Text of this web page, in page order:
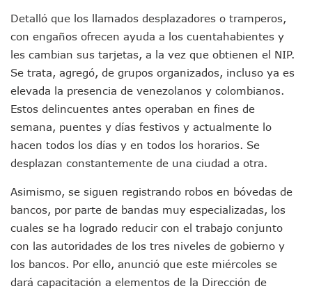
Aparecen Vivos Los Tres Estudiantes Desaparecidos De
Tras Caer Ante Inglaterra, México Recibe Multa Económica
Dictan Prisión Preventiva A Exdirector De Pemex Por
Juan Carlos Castro Visitó La Colonia Cristóbal Colón
C5 Jalisco Recupera Vehículo Robado De Puerto Vallarta
Lamenta Demolición De Finca Tradicional El Colegio De
Genera Críticas La Compra De 35 Nuevas Patrullas Para
Alejandro, Julión Y Alfredito Darán Magna Serenata En La
Bloquean Acceso A Lancheros Y Pescadores En El
Vallarta Destaca En Competitividad Urbana Por Turismo,
Peritajes Buscan Esclarecer Muerte De Regidora De
PAN Vallarta Distribuye 40 Paquetes De Artículos De
No Ha Pasado La Basura En 6 Días En La Colonia Villas
Convocan A Exposición Fotográfica Sobre El “domingo
Temporal De Lluvias Mantienen En Alerta A Vallarta;
Detalló que los llamados desplazadores o tramperos,
con engaños ofrecen ayuda a los cuentahabientes y
les cambian sus tarjetas, a la vez que obtienen el NIP.
Se trata, agregó, de grupos organizados, incluso ya es
elevada la presencia de venezolanos y colombianos.
Estos delincuentes antes operaban en fines de
semana, puentes y días festivos y actualmente lo
hacen todos los días y en todos los horarios. Se
desplazan constantemente de una ciudad a otra.
Asimismo, se siguen registrando robos en bóvedas de
bancos, por parte de bandas muy especializadas, los
cuales se ha logrado reducir con el trabajo conjunto
con las autoridades de los tres niveles de gobierno y
los bancos. Por ello, anunció que este miércoles se
dará capacitación a elementos de la Dirección de